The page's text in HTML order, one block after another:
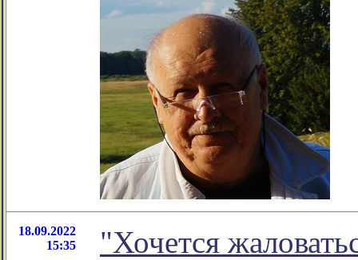
18.09.2022
15:35
"Хочется